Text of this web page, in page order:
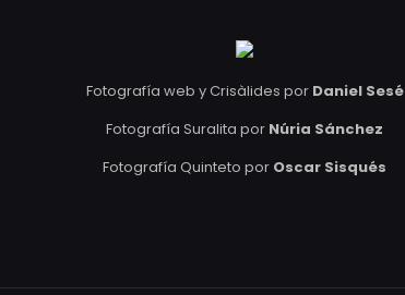
Fotografía web y Crisàlides por Daniel Sesé
Fotografía Suralita por Núria Sánchez
Fotografía Quinteto por Oscar Sisqués